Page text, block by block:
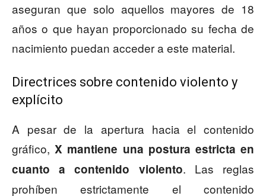
aseguran que solo aquellos mayores de 18
años o que hayan proporcionado su fecha de
nacimiento puedan acceder a este material.
Directrices sobre contenido violento y
explícito
A pesar de la apertura hacia el contenido
gráfico,X mantiene una postura estricta en
cuanto a contenido violento. Las reglas
prohíben estrictamente el contenido